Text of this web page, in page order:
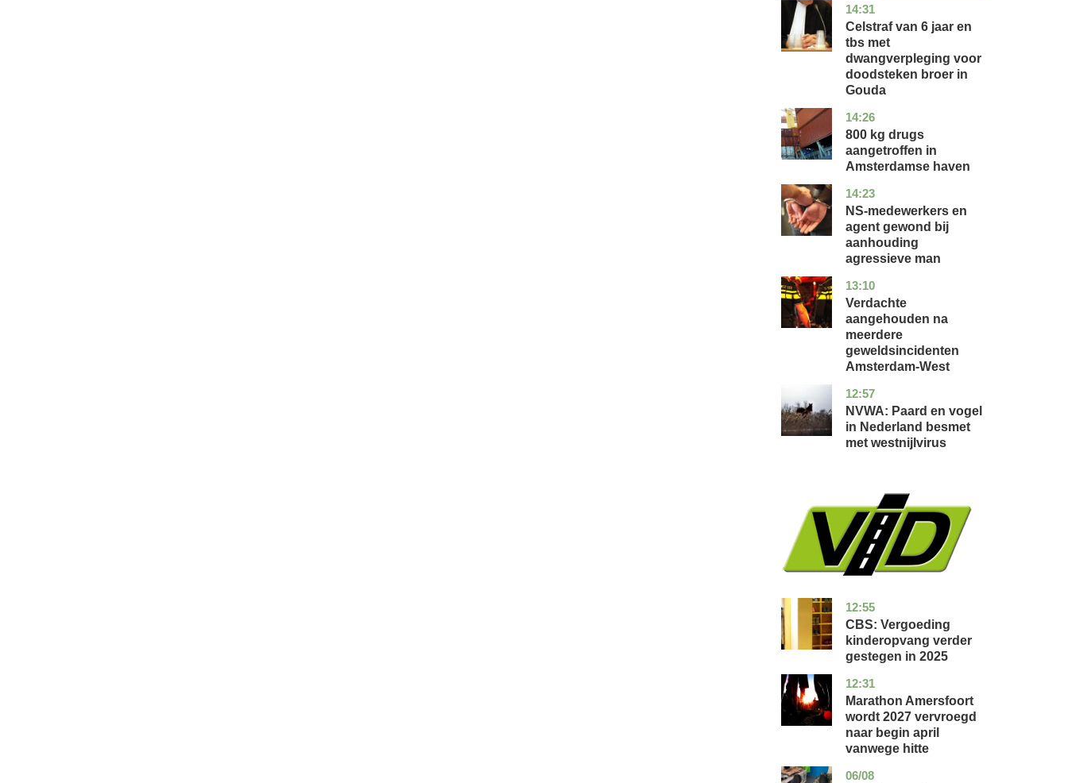
14:31
zuid-
holland
nieuws
Celstraf van 6 jaar en
tbs met
dwangverpleging voor
doodsteken broer in
Gouda
14:26
noord-
holland
nieuws
800 kg drugs
aangetroffen in
Amsterdamse haven
14:23
flevoland
nieuws
NS-medewerkers en
agent gewond bij
aanhouding
agressieve man
13:10
noord-
holland
nieuws
Verdachte
aangehouden na
meerdere
geweldsincidenten
Amsterdam-West
12:57
utrecht
nieuws
NVWA: Paard en vogel
in Nederland besmet
met westnijlvirus
12:55
zuid-
holland
economie
CBS: Vergoeding
kinderopvang verder
gestegen in 2025
12:31
utrecht
nieuws
Marathon Amersfoort
wordt 2027 vervroegd
naar begin april
vanwege hitte
06/08
buitenland